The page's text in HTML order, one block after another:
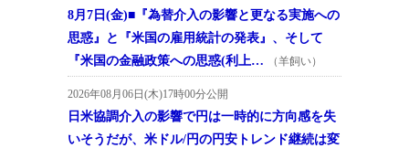
8月7日(金)■『為替介入の影響と更なる実施への
思惑』と『米国の雇用統計の発表』、そして
『米国の金融政策への思惑(利上…
（羊飼い）
2026年08月06日(木)17時00分公開
日米協調介入の影響で円は一時的に方向感を失
いそうだが、米ドル/円の円安トレンド継続は変